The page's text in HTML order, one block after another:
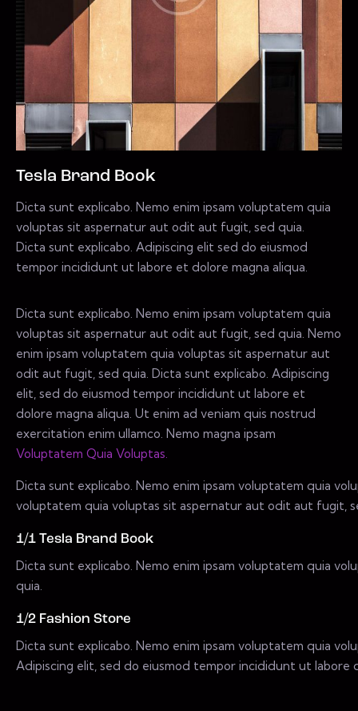
Tesla Brand Book
Dicta sunt explicabo. Nemo enim ipsam voluptatem quia
voluptas sit aspernatur aut odit aut fugit, sed quia.
Dicta sunt explicabo. Adipiscing elit sed do eiusmod
tempor incididunt ut labore et dolore magna aliqua.
Dicta sunt explicabo. Nemo enim ipsam voluptatem quia
voluptas sit aspernatur aut odit aut fugit, sed quia. Nemo
enim ipsam voluptatem quia voluptas sit aspernatur aut
odit aut fugit, sed quia. Dicta sunt explicabo. Adipiscing
elit, sed do eiusmod tempor incididunt ut labore et
dolore magna aliqua. Ut enim ad veniam quis nostrud
exercitation enim ullamco. Nemo magna ipsam
Voluptatem Quia Voluptas.
Dicta sunt explicabo. Nemo enim ipsam voluptatem quia
voluptatem quia voluptas sit aspernatur aut odit aut fugit,
1/1 Tesla Brand Book
Dicta sunt explicabo. Nemo enim ipsam voluptatem quia
quia.
1/2 Fashion Store
Dicta sunt explicabo. Nemo enim ipsam voluptatem quia
Adipiscing elit, sed do eiusmod tempor incididunt ut labore